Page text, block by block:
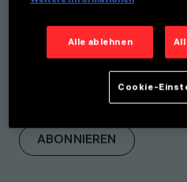
Abonnieren
Newsletter,
Produkte,
Initiativen
werden.
ABONNIEREN
Alle ablehnen
Cookie-